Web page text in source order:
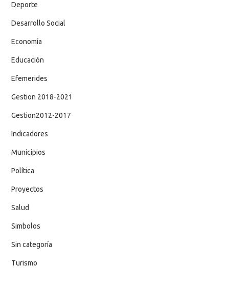
Deporte
Desarrollo Social
Economía
Educación
Efemerides
Gestion 2018-2021
Gestion2012-2017
Indicadores
Municipios
Política
Proyectos
Salud
Simbolos
Sin categoría
Turismo